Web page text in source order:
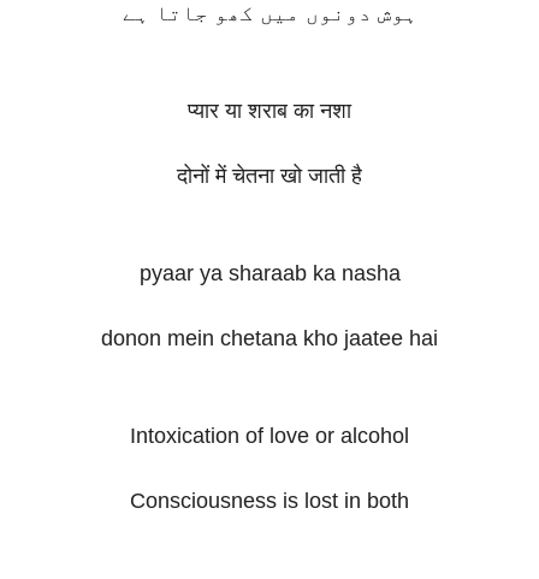
ہوش دونوں میں کھو جاتا ہے
प्यार या शराब का नशा
दोनों में चेतना खो जाती है
pyaar ya sharaab ka nasha
donon mein chetana kho jaatee hai
Intoxication of love or alcohol
Consciousness is lost in both